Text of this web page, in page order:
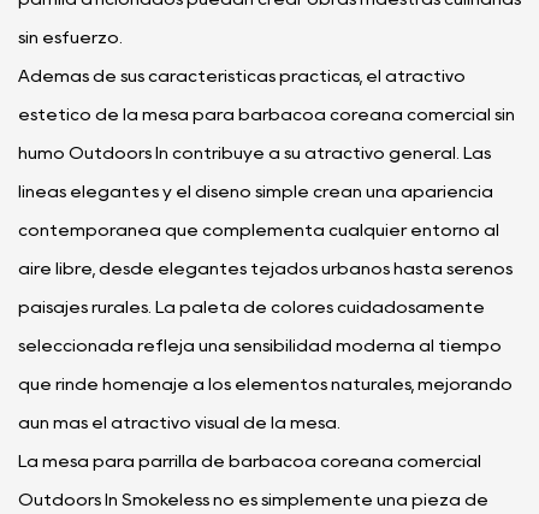
sin esfuerzo.
Además de sus características prácticas, el atractivo
estético de la mesa para barbacoa coreana comercial sin
humo Outdoors In contribuye a su atractivo general. Las
líneas elegantes y el diseño simple crean una apariencia
contemporánea que complementa cualquier entorno al
aire libre, desde elegantes tejados urbanos hasta serenos
paisajes rurales. La paleta de colores cuidadosamente
seleccionada refleja una sensibilidad moderna al tiempo
que rinde homenaje a los elementos naturales, mejorando
aún más el atractivo visual de la mesa.
La mesa para parrilla de barbacoa coreana comercial
Outdoors In Smokeless no es simplemente una pieza de